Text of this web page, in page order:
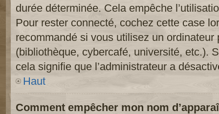
durée déterminée. Cela empêche
Pour rester connecté, cochez cette case
recommandé si vous utilisez un
(bibliothèque, cybercafé, université, etc.).
cela signifie que l’administrateur a
Haut
Comment empêcher mon nom